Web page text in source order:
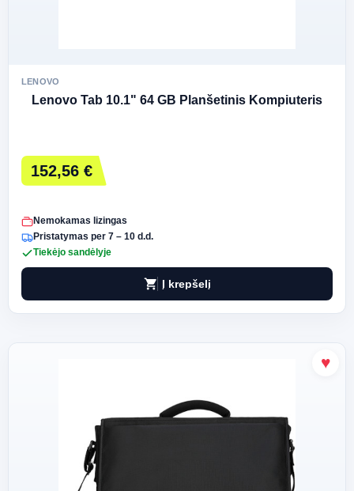
LENOVO
Lenovo Tab 10.1" 64 GB Planšetinis Kompiuteris
152,56 €
Nemokamas lizingas
Pristatymas per 7 – 10 d.d.
Tiekėjo sandėlyje
shopping_cart Į krepšelį